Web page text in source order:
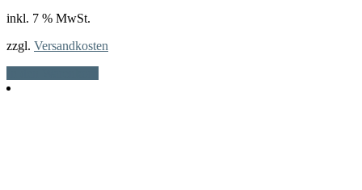
inkl. 7 % MwSt.
zzgl. Versandkosten